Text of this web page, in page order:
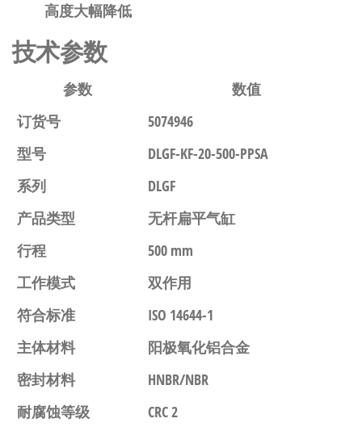
高度大幅降低
技术参数
参数
数值
订货号
5074946
型号
DLGF-KF-20-500-PPSA
系列
DLGF
产品类型
无杆扁平气缸
行程
500 mm
工作模式
双作用
符合标准
ISO 14644-1
主体材料
阳极氧化铝合金
密封材料
HNBR/NBR
耐腐蚀等级
CRC 2